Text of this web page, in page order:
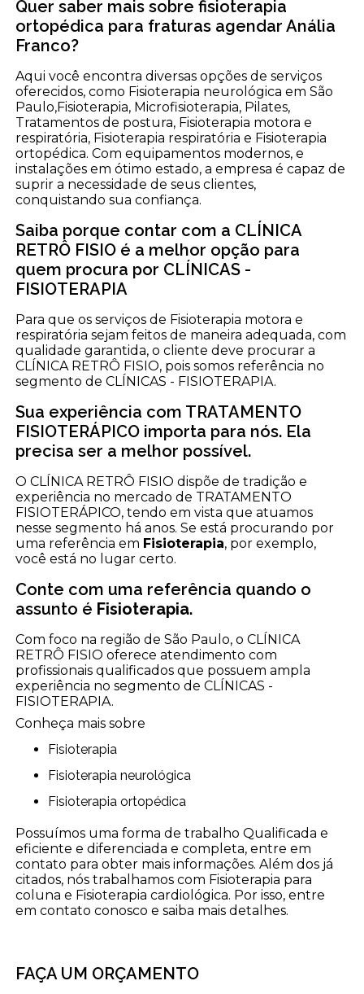
Quer saber mais sobre fisioterapia
ortopédica para fraturas agendar Anália
Franco?
Aqui você encontra diversas opções de serviços
oferecidos, como Fisioterapia neurológica em São
Paulo,Fisioterapia, Microfisioterapia, Pilates,
Tratamentos de postura, Fisioterapia motora e
respiratória, Fisioterapia respiratória e Fisioterapia
ortopédica. Com equipamentos modernos, e
instalações em ótimo estado, a empresa é capaz de
suprir a necessidade de seus clientes,
conquistando sua confiança.
Saiba porque contar com a CLÍNICA
RETRÔ FISIO é a melhor opção para
quem procura por CLÍNICAS -
FISIOTERAPIA
Para que os serviços de Fisioterapia motora e
respiratória sejam feitos de maneira adequada, com
qualidade garantida, o cliente deve procurar a
CLÍNICA RETRÔ FISIO, pois somos referência no
segmento de CLÍNICAS - FISIOTERAPIA.
Sua experiência com TRATAMENTO
FISIOTERÁPICO importa para nós. Ela
precisa ser a melhor possível.
O CLÍNICA RETRÔ FISIO dispõe de tradição e
experiência no mercado de TRATAMENTO
FISIOTERÁPICO, tendo em vista que atuamos
nesse segmento há anos. Se está procurando por
uma referência em Fisioterapia, por exemplo,
você está no lugar certo.
Conte com uma referência quando o
assunto é Fisioterapia.
Com foco na região de São Paulo, o CLÍNICA
RETRÔ FISIO oferece atendimento com
profissionais qualificados que possuem ampla
experiência no segmento de CLÍNICAS -
FISIOTERAPIA.
Conheça mais sobre
Fisioterapia
Fisioterapia neurológica
Fisioterapia ortopédica
Possuímos uma forma de trabalho Qualificada e
eficiente e diferenciada e completa, entre em
contato para obter mais informações. Além dos já
citados, nós trabalhamos com Fisioterapia para
coluna e Fisioterapia cardiológica. Por isso, entre
em contato conosco e saiba mais detalhes.
FAÇA UM ORÇAMENTO